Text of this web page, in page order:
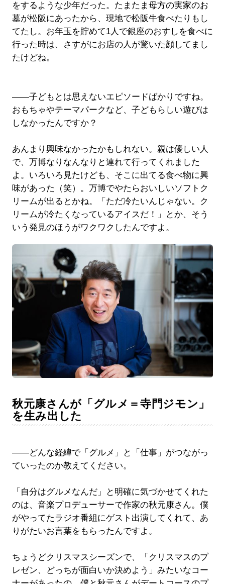
をするような少年だった。たまたま母方の実家のお
墓が松阪にあったから、現地で松阪牛食べたりもし
てたし。お年玉を貯めて1人で銀座のおすしを食べに
行った時は、さすがにお店の人が驚いた顔してまし
たけどね。
――子どもとは思えないエピソードばかりですね。
おもちゃやテーマパークなど、子どもらしい遊びは
しなかったんですか？
あんまり興味なかったかもしれない。親は優しい人
で、万博なりなんなりと連れて行ってくれました
よ。いろいろ見たけども、そこに出てる食べ物に興
味があった（笑）。万博でやたらおいしいソフトク
リームが出るとかね。「ただ冷たいんじゃない。ク
リームが冷たくなっているアイスだ！」とか、そう
いう発見のほうがワクワクしたんですよ。
秋元康さんが「グルメ＝寺門ジモン」
を生み出した
――どんな経緯で「グルメ」と「仕事」がつながっ
ていったのか教えてください。
「自分はグルメなんだ」と明確に気づかせてくれた
のは、音楽プロデューサーで作家の秋元康さん。僕
がやってたラジオ番組にゲスト出演してくれて、あ
りがたいお言葉をもらったんですよ。
ちょうどクリスマスシーズンで、「クリスマスのプ
レゼン、どっちが面白いか決めよう」みたいなコー